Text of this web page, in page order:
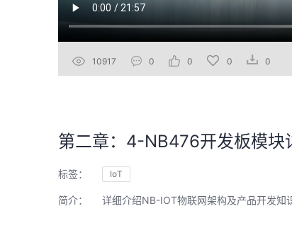
10917 0 0 0 0
第二章：4-NB476开发板模块
标签： IoT
简介： 详细介绍NB-IOT物联网架构及产品开发知